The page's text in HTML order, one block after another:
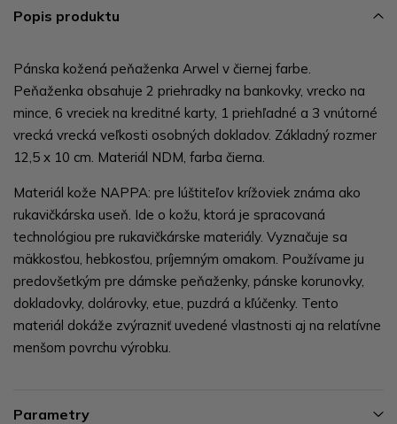
Popis produktu
Pánska kožená peňaženka Arwel v čiernej farbe.
Peňaženka obsahuje 2 priehradky na bankovky, vrecko na
mince, 6 vreciek na kreditné karty, 1 priehľadné a 3 vnútorné
vrecká vrecká veľkosti osobných dokladov. Základný rozmer
12,5 x 10 cm. Materiál NDM, farba čierna.
Materiál kože NAPPA: pre lúštiteľov krížoviek známa ako
rukavičkárska useň. Ide o kožu, ktorá je spracovaná
technológiou pre rukavičkárske materiály. Vyznačuje sa
mäkkosťou, hebkosťou, príjemným omakom. Používame ju
predovšetkým pre dámske peňaženky, pánske korunovky,
dokladovky, dolárovky, etue, puzdrá a kľúčenky. Tento
materiál dokáže zvýrazniť uvedené vlastnosti aj na relatívne
menšom povrchu výrobku.
Parametry